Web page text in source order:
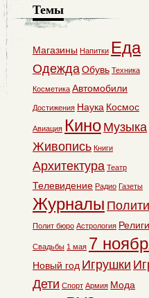
Темы
Магазины Напитки Еда
ОдеждаОбувь Техника
Косметика Автомобили
Достижения Наука Космос
Авиация Кино Музыка
Живопись Книги
Архитектура Театр
Телевидение Радио Газеты
Журналы
Полит бюро Астрология
Свадьбы 1 мая 7
Новый год Игрушки
Дети Спорт Армия Мода